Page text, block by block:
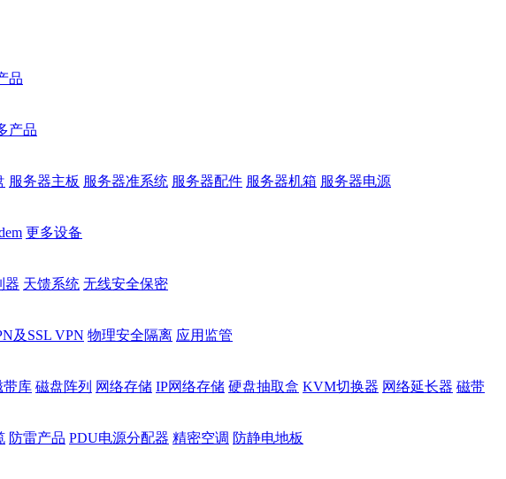
品
产品
服务器主板 服务器准系统 服务器配件 服务器机箱 服务器电源
更多设备
器 天馈系统 无线安全保密
及SSL VPN 物理安全隔离 应用监管
带库 磁盘阵列 网络存储 IP网络存储 硬盘抽取盒 KVM切换器 网络延长器 磁带
防雷产品 PDU电源分配器 精密空调 防静电地板